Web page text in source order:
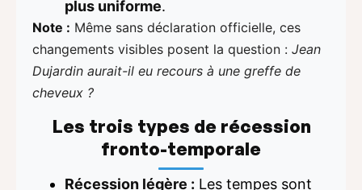
plus uniforme.
Note : Même sans déclaration officielle, ces
changements visibles posent la question : Jean
Dujardin aurait-il eu recours à une greffe de
cheveux ?
Les trois types de récession
fronto-temporale
Récession légère : Les tempes sont